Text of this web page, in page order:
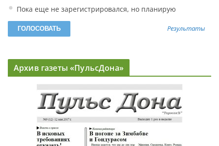
Пока еще не зарегистрировался, но планирую
Результаты
Архив газеты «ПульсДона»